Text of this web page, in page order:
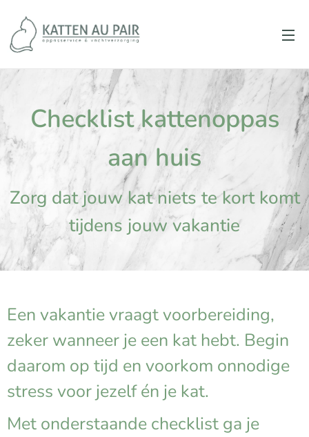
Checklist kattenoppas
aan huis
Zorg dat jouw kat niets te kort komt
tijdens jouw vakantie
Een vakantie vraagt voorbereiding,
zeker wanneer je een kat hebt. Begin
daarom op tijd en voorkom onnodige
stress voor jezelf én je kat.
Met onderstaande checklist ga je